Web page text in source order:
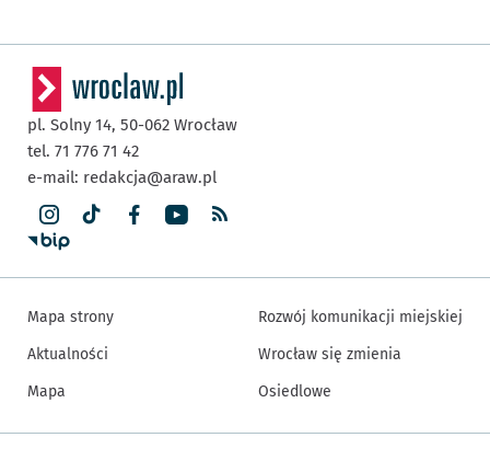
pl. Solny 14, 50-062 Wrocław
tel. 71 776 71 42
e-mail: redakcja@araw.pl
Mapa strony
Aktualności
Mapa
Rozwój komunikacji miejskiej
Wrocław się zmienia
Osiedlowe